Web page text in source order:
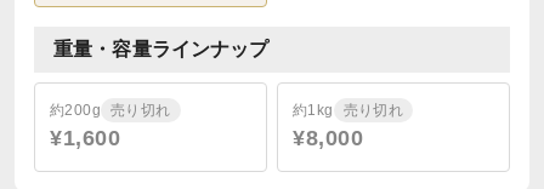
重量・容量ラインナップ
約200g 売り切れ
¥1,600
約1kg 売り切れ
¥8,000